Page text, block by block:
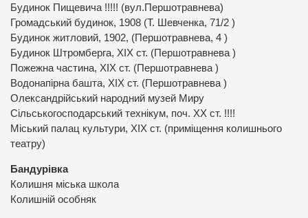
Будинок Пищевича !!!!! (вул.Першотравнева)
Громадський будинок, 1908 (Т. Шевченка, 71/2 )
Будинок житловий, 1902, (Першотравнева, 4 )
Будинок Штромберга, ХІХ ст. (Першотравнева )
Пожежна частина, ХІХ ст. (Першотравнева )
Водонапірна башта, ХІХ ст. (Першотравнева )
Олександрійський народний музей Миру
Сільськогосподарський технікум, поч. ХХ ст. !!!!
Міський палац культури, ХІХ ст. (приміщення колишнього
театру)
Бандурівка
Колишня міська школа
Колишній особняк